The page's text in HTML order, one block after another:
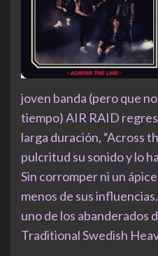
joven banda (pero que
tiempo) AIR RAID
larga duración, “Across
pulcritud su sonido y lo
Sin corromper ni un
menos de sus
uno de los abanderados
Traditional Swedish